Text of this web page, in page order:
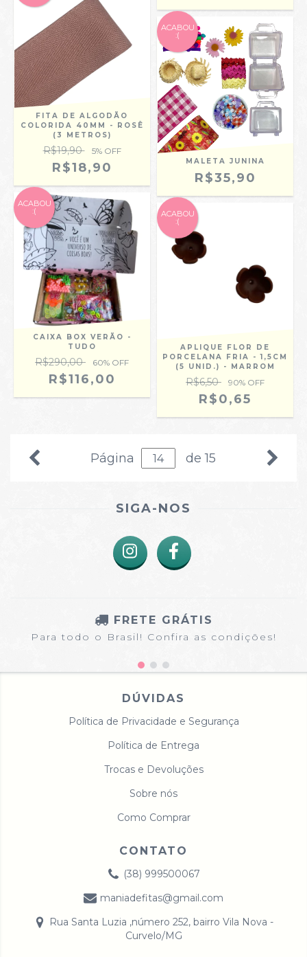
FITA DE ALGODÃO
COLORIDA 40MM - ROSÊ
(3 METROS)
R$19,90 5% OFF
R$18,90
ACABOU
:(
MALETA JUNINA
R$35,90
ACABOU
:(
CAIXA BOX VERÃO -
TUDO
R$290,00 60% OFF
R$116,00
ACABOU
:(
APLIQUE FLOR DE
PORCELANA FRIA - 1,5CM
(5 UNID.) - MARROM
R$6,50 90% OFF
R$0,65
Página de 15
SIGA-NOS
FRETE GRÁTIS
Para todo o Brasil! Confira as condições!
DÚVIDAS
Política de Privacidade e Segurança
Política de Entrega
Trocas e Devoluções
Sobre nós
Como Comprar
CONTATO
(38) 999500067
maniadefitas@gmail.com
Rua Santa Luzia ,número 252, bairro Vila Nova -
Curvelo/MG